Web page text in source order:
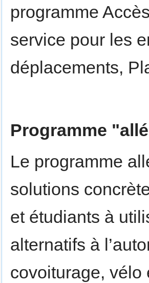
programme
service pour les
déplacements,
Programme
Le programme
solutions
et étudiants à
alternatifs à
covoiturage, vélo